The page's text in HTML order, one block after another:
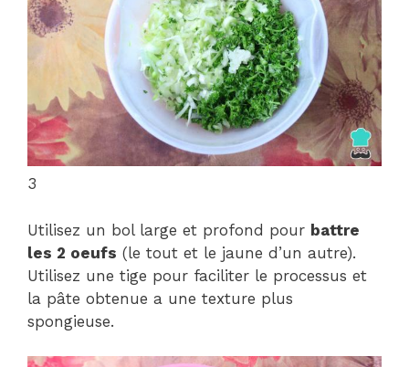
3
Utilisez un bol large et profond pour battre
les 2 oeufs (le tout et le jaune d’un autre).
Utilisez une tige pour faciliter le processus et
la pâte obtenue a une texture plus
spongieuse.